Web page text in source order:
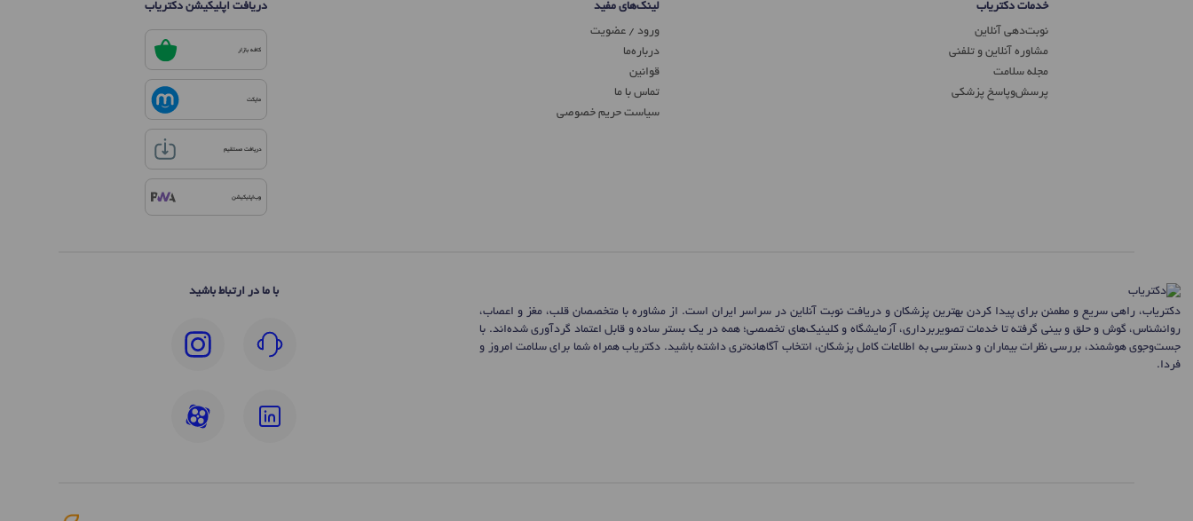
خدمات دکتریاب
نوبت‌دهی آنلاین
مشاوره آنلاین و تلفنی
مجله سلامت
پرسش‌و‌پاسخ پزشکی
لینک‌های مفید
ورود / عضویت
درباره‌ما
قوانین
تماس ‌با ما
سیاست حریم خصوصی
دریافت اپلیکیشن دکتریاب
کافه بازار
مایکت
دریافت مستقیم
وب‌اپلیکیشن
دکتریاب، راهی سریع و مطمئن برای پیدا کردن بهترین پزشکان و دریافت نوبت آنلاین در سراسر ایران است. از مشاوره با متخصصان قلب، مغز و اعصاب،
روانشناس، گوش و حلق و بینی گرفته تا خدمات تصویربرداری، آزمایشگاه و کلینیک‌های تخصصی؛ همه در یک بستر ساده و قابل اعتماد گردآوری شده‌اند. با
جست‌وجوی هوشمند، بررسی نظرات بیماران و دسترسی به اطلاعات کامل پزشکان، انتخاب آگاهانه‌تری داشته باشید. دکتریاب همراه شما برای سلامت امروز و
فردا.
با ما در ارتباط باشید